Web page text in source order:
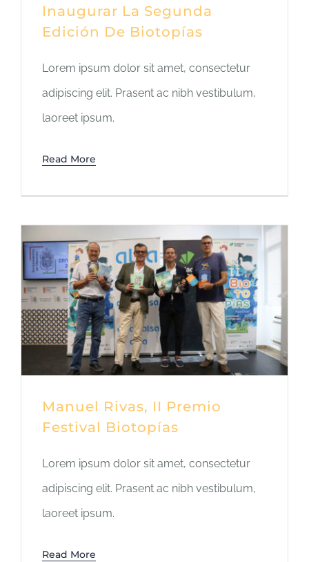
Inaugurar La Segunda
Edición De Biotopías
Lorem ipsum dolor sit amet, consectetur
adipiscing elit. Prasent ac nibh vestibulum,
laoreet ipsum.
Read More
Manuel Rivas, II Premio
Festival Biotopías
Lorem ipsum dolor sit amet, consectetur
adipiscing elit. Prasent ac nibh vestibulum,
laoreet ipsum.
Read More